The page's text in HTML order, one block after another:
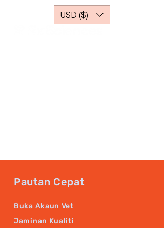
USD ($)
Pautan Cepat
Buka Akaun Vet
Jaminan Kualiti